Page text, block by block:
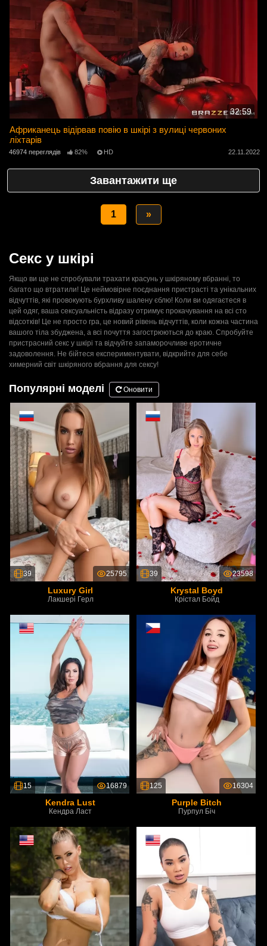
32:59
Африканець відірвав повію в шкірі з вулиці червоних
ліхтарів
46974 переглядів 82% HD 22.11.2022
Завантажити ще
1 »
Секс у шкірі
Якщо ви ще не спробували трахати красунь у шкіряному вбранні, то
багато що втратили! Це неймовірне поєднання пристрасті та унікальних
відчуттів, які провокують бурхливу шалену єблю! Коли ви одягаєтеся в
цей одяг, ваша сексуальність відразу отримує прокачування на всі сто
відсотків! Це не просто гра, це новий рівень відчуттів, коли кожна частина
вашого тіла збуджена, а всі почуття загострюються до краю. Спробуйте
пристрасний секс у шкірі та відчуйте запаморочливе еротичне
задоволення. Не бійтеся експериментувати, відкрийте для себе
химерний світ шкіряного вбрання для сексу!
Популярні моделі Оновити
39 25795
Luxury Girl
Лакшері Герл
39 23598
Krystal Boyd
Крістал Бойд
15 16879
Kendra Lust
Кендра Ласт
125 16304
Purple Bitch
Пурпул Біч